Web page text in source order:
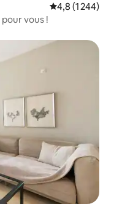
Évaluation
4,8 (1 244)
pour vous !